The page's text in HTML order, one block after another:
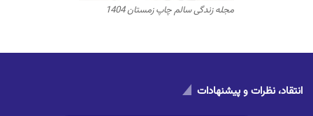
مجله زندگی سالم چاپ زمستان 1404
انتقاد، نظرات و پیشنهادات